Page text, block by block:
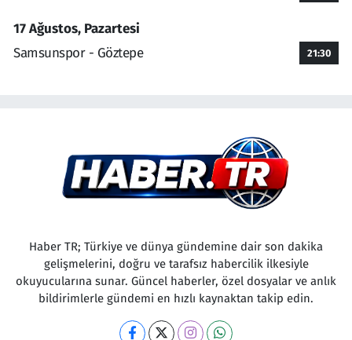
17 Ağustos, Pazartesi
Samsunspor - Göztepe
21:30
Haber TR; Türkiye ve dünya gündemine dair son dakika
gelişmelerini, doğru ve tarafsız habercilik ilkesiyle
okuyucularına sunar. Güncel haberler, özel dosyalar ve anlık
bildirimlerle gündemi en hızlı kaynaktan takip edin.